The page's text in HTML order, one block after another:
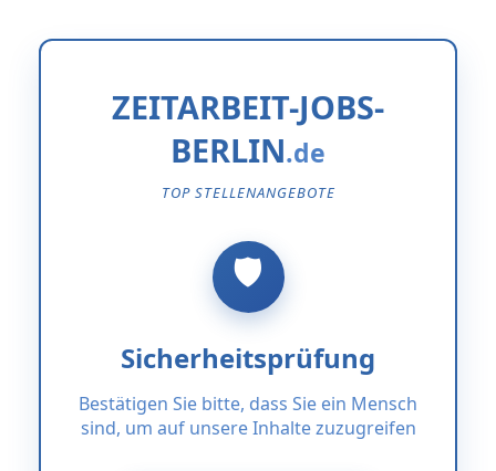
ZEITARBEIT-JOBS-
BERLIN
TOP STELLENANGEBOTE
Sicherheitsprüfung
Bestätigen Sie bitte, dass Sie ein Mensch
sind, um auf unsere Inhalte zuzugreifen